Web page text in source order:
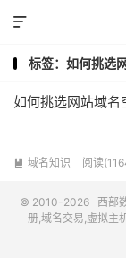

标签：如何挑选
如何挑选网站域名
 域名知识 阅读
© 2010-2026 西部
册,域名交易,虚拟主